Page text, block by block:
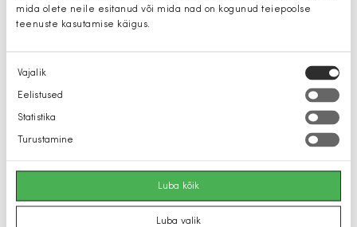
mida olete neile esitanud või mida nad on kogunud teiepoolse
teenuste kasutamise käigus.
Nõusoleku
valik
Vajalik
Eelistused
Statistika
Turustamine
Luba kõik
Luba valik